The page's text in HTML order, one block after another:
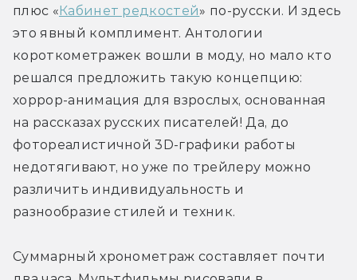
плюс « Кабинет редкостей» по-русски. И здесь
это явный комплимент. Антологии
короткометражек вошли в моду, но мало кто
решался предложить такую концепцию:
хоррор-анимация для взрослых, основанная
на рассказах русских писателей! Да, до
фотореалистичной 3D-графики работы
недотягивают, но уже по трейлеру можно
различить индивидуальность и
разнообразие стилей и техник.
Суммарный хронометраж составляет почти